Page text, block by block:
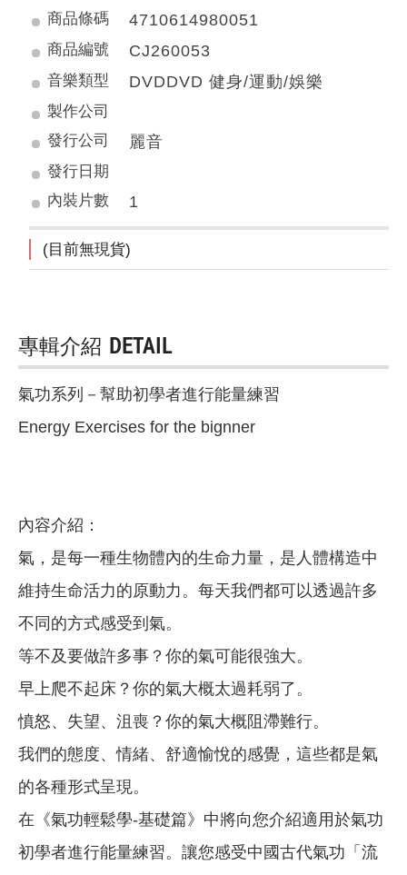
商品條碼 4710614980051
商品編號 CJ260053
音樂類型 DVDDVD 健身/運動/娛樂
製作公司
發行公司
麗音
發行日期
內裝片數
1
(目前無現貨)
專輯介紹 DETAIL
氣功系列－幫助初學者進行能量練習
Energy Exercises for the bignner
內容介紹：
氣，是每一種生物體內的生命力量，是人體構造中
維持生命活力的原動力。每天我們都可以透過許多
不同的方式感受到氣。
等不及要做許多事？你的氣可能很強大。
早上爬不起床？你的氣大概太過耗弱了。
憤怒、失望、沮喪？你的氣大概阻滯難行。
我們的態度、情緒、舒適愉悅的感覺，這些都是氣
的各種形式呈現。
在《氣功輕鬆學-基礎篇》中將向您介紹適用於氣功
初學者進行能量練習。讓您感受中國古代氣功「流